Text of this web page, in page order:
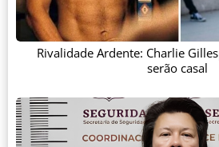
Rivalidade Ardente: Charlie
serão casal